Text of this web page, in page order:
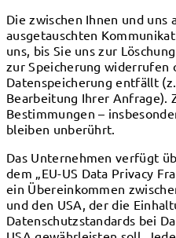
Die zwischen Ihnen und uns
ausgetauschten
uns, bis Sie uns zur
zur Speicherung widerrufen
Datenspeicherung entfällt
Bearbeitung Ihrer Anfrage).
Bestimmungen –
bleiben unberührt.
Das Unternehmen verfügt
dem „EU-US Data Privacy
ein Übereinkommen
und den USA, der die
Datenschutzstandards bei